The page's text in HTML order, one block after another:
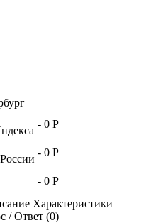
- 0 Р
- 0 Р
- 0 Р
Характеристики
/ Ответ (0)